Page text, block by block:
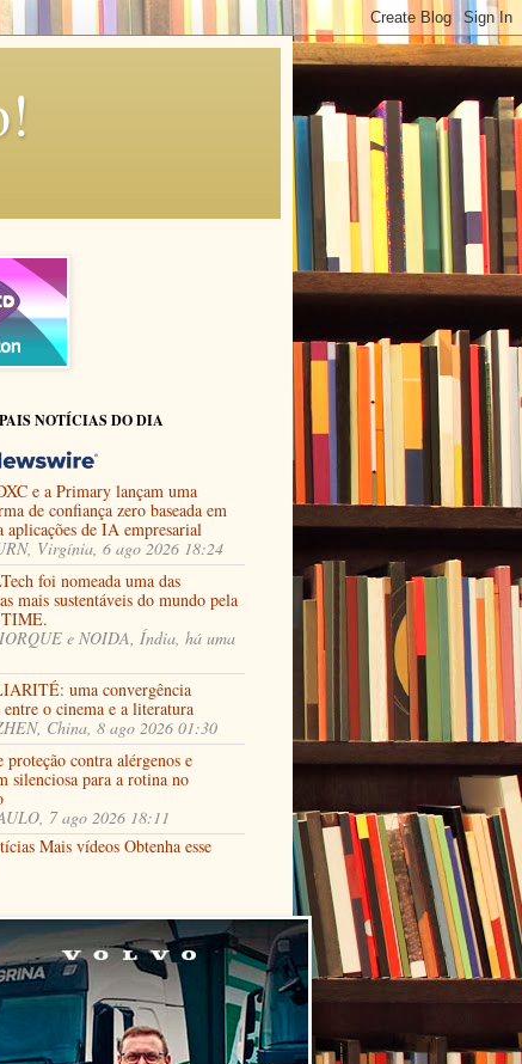
NOTÍCIAS DO DIA
e a Primary lançam uma
de confiança zero baseada em
aplicações de IA empresarial
Virgínia, 6 ago 2026 18:24
foi nomeada uma das
mais sustentáveis do mundo pela
e NOIDA, Índia, há uma
uma convergência
entre o cinema e a literatura
China, 8 ago 2026 01:30
proteção contra alérgenos e
silenciosa para a rotina no
7 ago 2026 18:11
Mais vídeos Obtenha esse